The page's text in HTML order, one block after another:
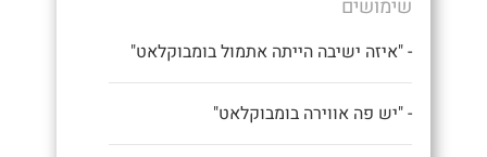
שימושים
- "איזה ישיבה הייתה אתמול בומבוקלאט"
- "יש פה אווירה בומבוקלאט"